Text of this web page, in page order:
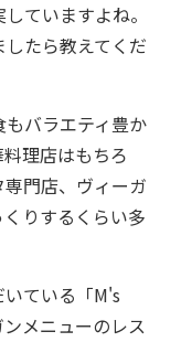
ていますよね。
たら教えてくだ
バラエティ豊か
理店はもちろ
門店、ヴィーガ
りするくらい多
ている「M's
メニューのレス